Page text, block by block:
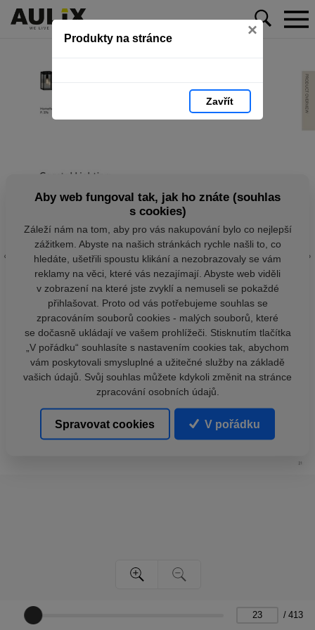
Produkty na stránce ×
Zavřít
/ 413
Aby web fungoval tak, jak ho znáte (souhlas
s cookies)
Záleží nám na tom, aby pro vás nakupování bylo co nejlepší
zážitkem. Abyste na našich stránkách rychle našli to, co
hledáte, ušetřili spoustu klikání a nezobrazovaly se vám
reklamy na věci, které vás nezajímají. Abyste web viděli
v zobrazení na které jste zvyklí a nemuseli se pokaždé
přihlašovat. Proto od vás potřebujeme souhlas se
zpracováním souborů cookies - malých souborů, které
se dočasně ukládají ve vašem prohlížeči. Stisknutím tlačítka
„V pořádku“ souhlasíte s nastavením cookies tak, abychom
vám poskytovali smysluplné a užitečné služby na základě
vašich údajů. Svůj souhlas můžete kdykoli změnit na stránce
zpracování osobních údajů.
Spravovat cookies V pořádku